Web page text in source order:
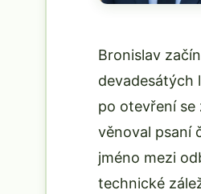
Bronislav
devadesátých
po otevření se
věnoval psaní
jméno mezi
technické